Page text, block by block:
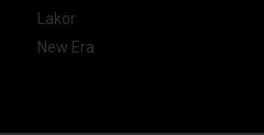
Lakor
New Era